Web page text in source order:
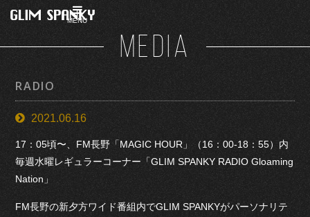
MENU
MEDIA
RADIO
2021.06.16
17：05頃〜、FM長野「MAGIC HOUR」（16：00-18：55）内
毎週水曜レギュラーコーナー「GLIM SPANKY RADIO Gloaming
Nation」
FM長野の新夕方ワイド番組内でGLIM SPANKYがパーソナリテ